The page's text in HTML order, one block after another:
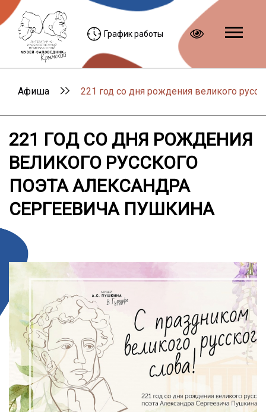
График работы
Афиша 221 год со дня рождения великого
221 ГОД СО ДНЯ РОЖДЕНИЯ
ВЕЛИКОГО РУССКОГО
ПОЭТА АЛЕКСАНДРА
СЕРГЕЕВИЧА ПУШКИНА